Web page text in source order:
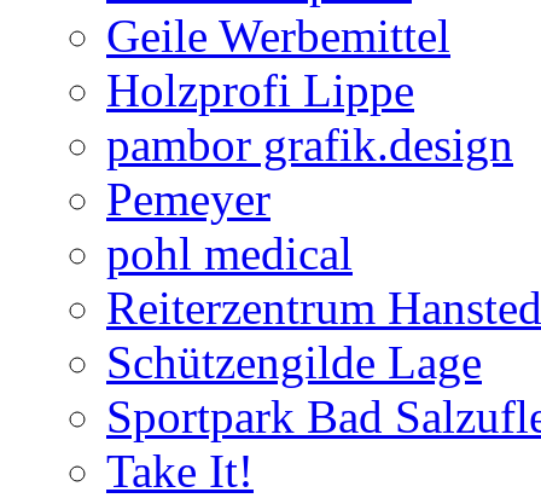
Geile Werbemittel
Holzprofi Lippe
pambor grafik.design
Pemeyer
pohl medical
Reiterzentrum
Schützengilde Lage
Sportpark Bad
Take It!